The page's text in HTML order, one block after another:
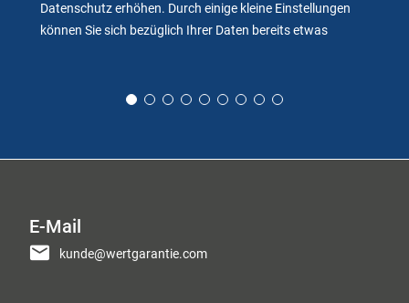
Datenschutz erhöhen. Durch einige kleine Einstellungen
können Sie sich bezüglich Ihrer Daten bereits etwas
E-Mail
kunde@wertgarantie.com